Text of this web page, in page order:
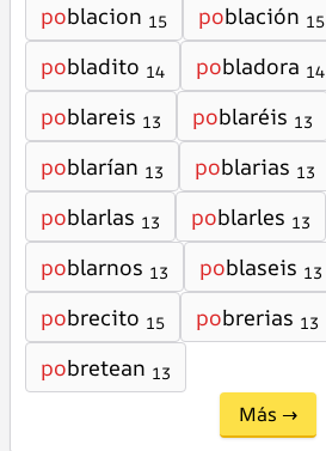
poblacion 15 población 15
pobladito 14 pobladora 14
poblareis 13 poblaréis 13
poblarían 13 poblarias 13
poblarlas 13 poblarles 13
poblarnos 13 poblaseis 13
pobrecito 15 pobrerias 13
pobretean 13
Más →